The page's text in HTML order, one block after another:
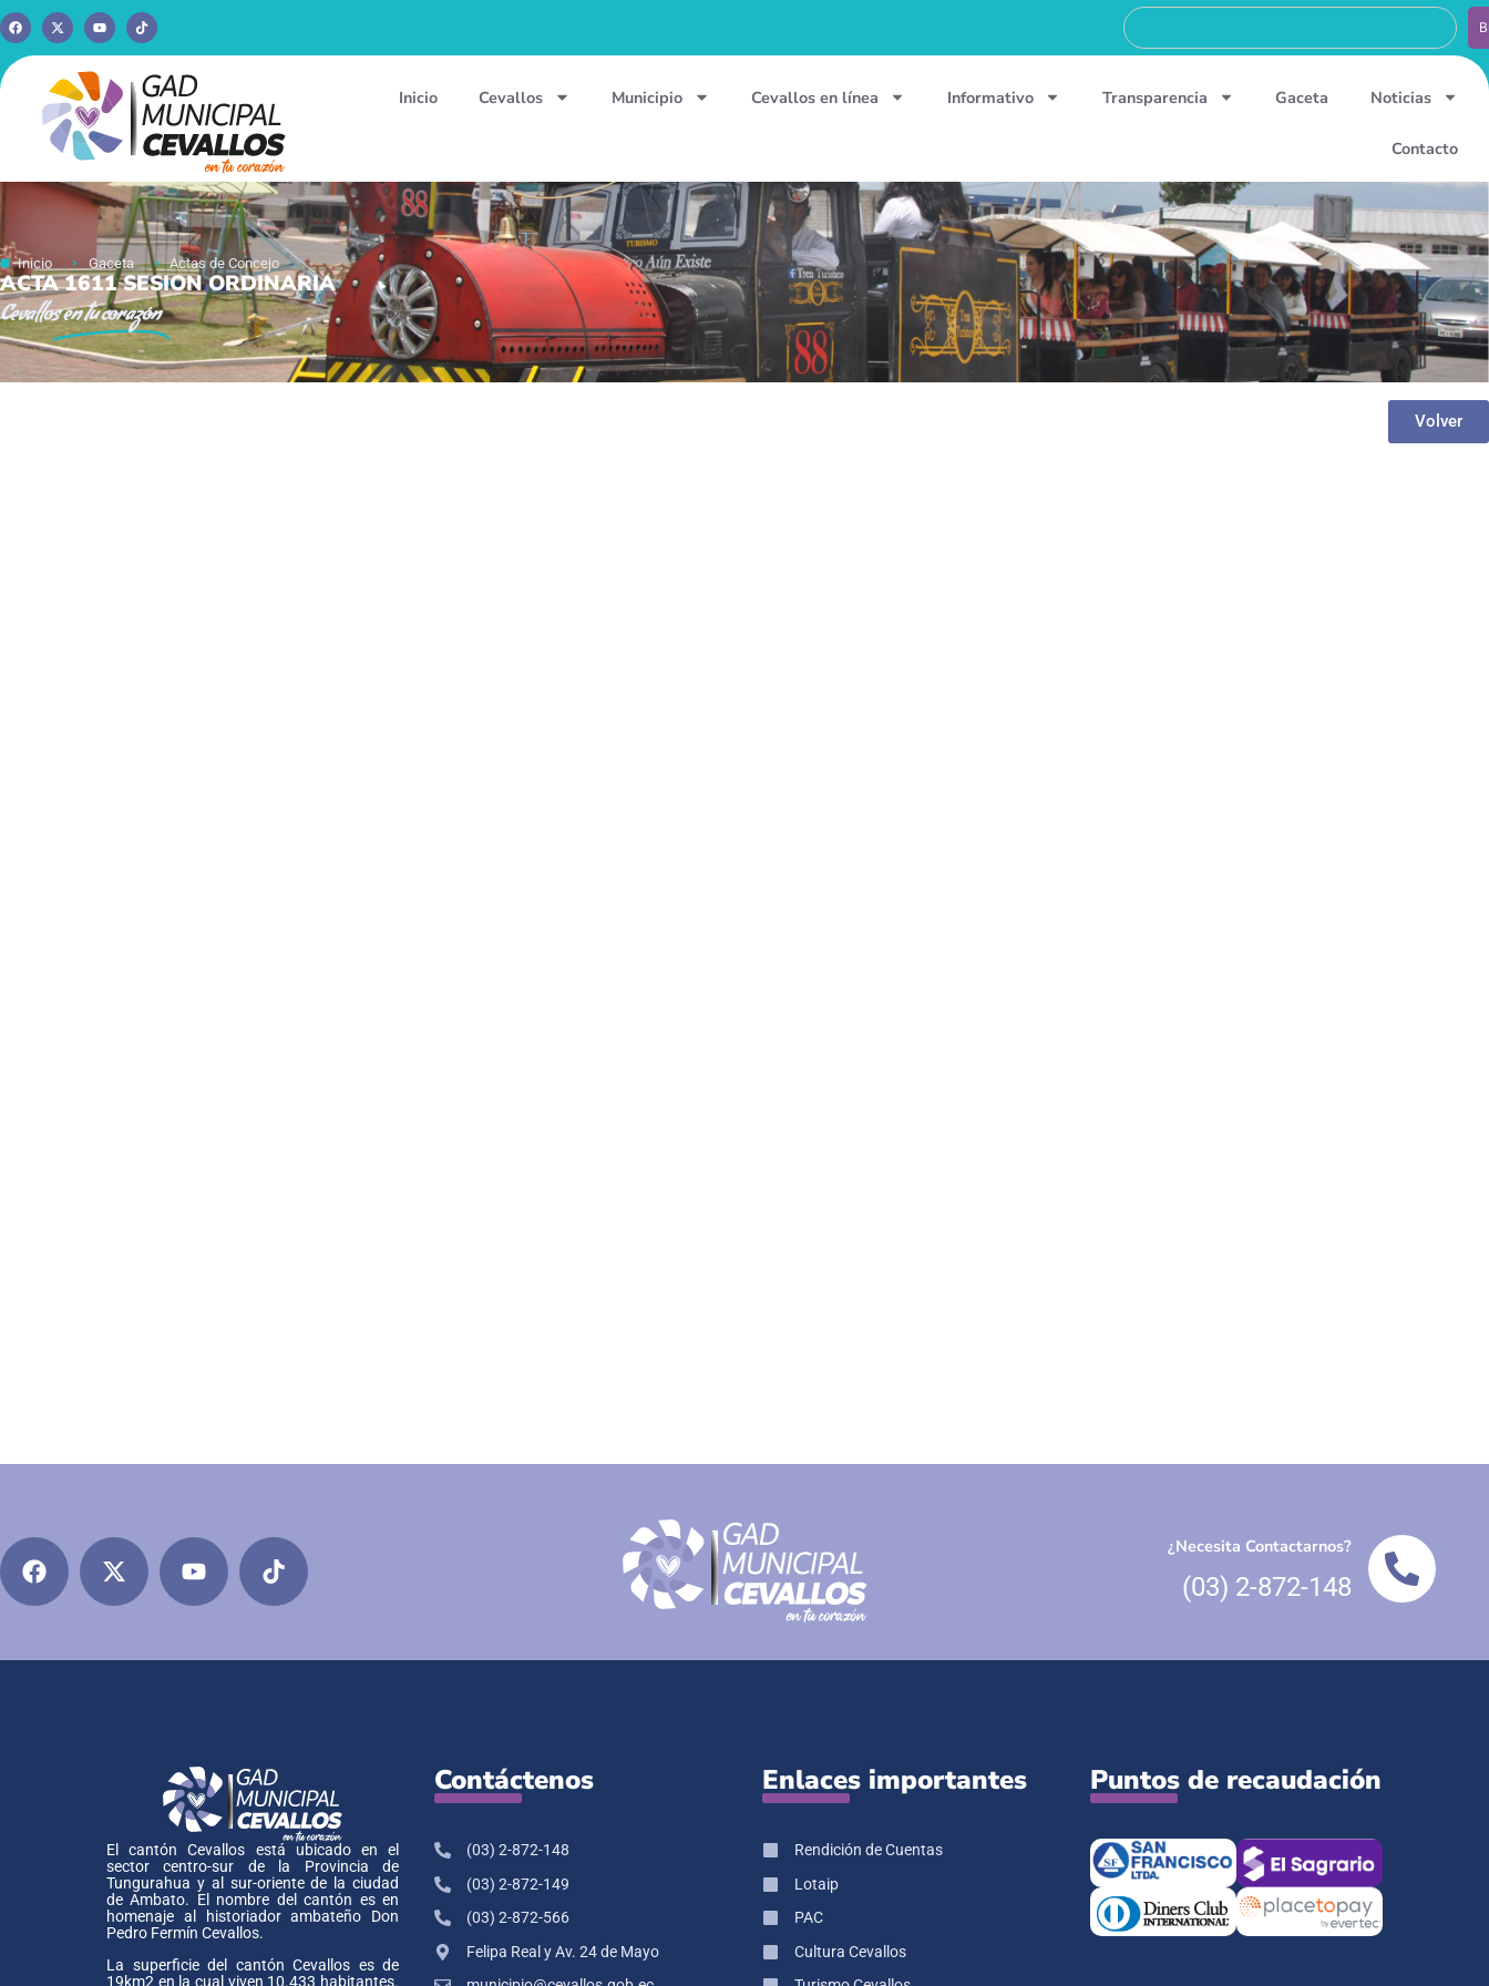
Inicio Cevallos Municipio Cevallos en línea Informativo Transparencia Gaceta Noticias
Contacto
Inicio Gaceta Actas de Concejo
ACTA 1611 SESION ORDINARIA
Cevallosen tu corazón
Volver
¿Necesita Contactarnos?
(03) 2-872-148
El cantón Cevallos está ubicado en el
sector centro-sur de la Provincia de
Tungurahua y al sur-oriente de la ciudad
de Ambato. El nombre del cantón es en
homenaje al historiador ambateño Don
Pedro Fermín Cevallos.
La superficie del cantón Cevallos es de
Contáctenos
(03) 2-872-148
(03) 2-872-149
(03) 2-872-566
Felipa Real y Av. 24 de Mayo
Enlaces importantes
Rendición de Cuentas
Lotaip
PAC
Cultura Cevallos
Puntos de recaudación